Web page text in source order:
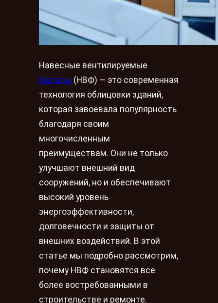
Навесные вентилируемые
фасады (НВФ) — это современная
технология облицовки зданий,
которая завоевала популярность
благодаря своим
многочисленным
преимуществам. Они не только
улучшают внешний вид
сооружений, но и обеспечивают
высокий уровень
энергоэффективности,
долговечности и защиты от
внешних воздействий. В этой
статье мы подробно рассмотрим,
почему НВФ становятся все
более востребованными в
строительстве и ремонте.